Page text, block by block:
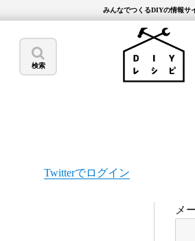
みんなでつくるDIYの情報サ
検索
Twitterでログイン
メ